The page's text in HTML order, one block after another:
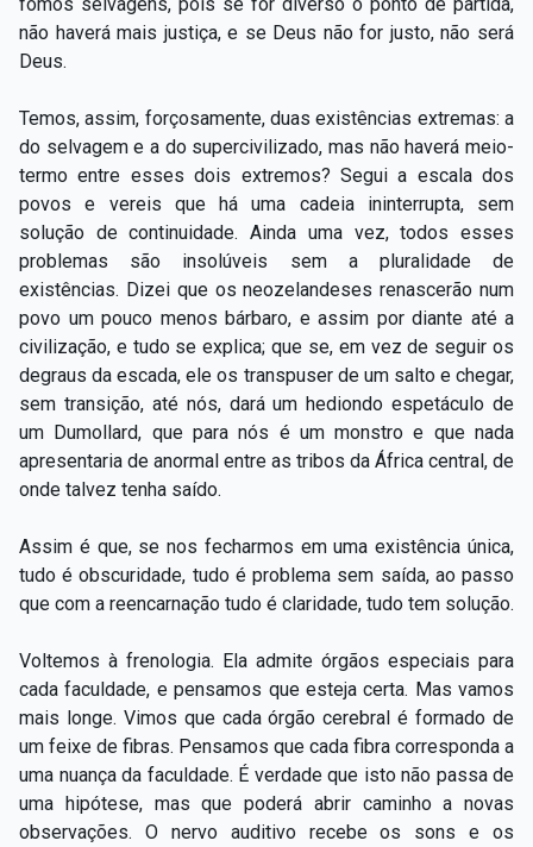
não haverá mais justiça, e se Deus não for justo, não será
Deus.
Temos, assim, forçosamente, duas existências extremas: a
do selvagem e a do supercivilizado, mas não haverá meio-
termo entre esses dois extremos? Segui a escala dos
povos e vereis que há uma cadeia ininterrupta, sem
solução de continuidade. Ainda uma vez, todos esses
problemas são insolúveis sem a pluralidade de
existências. Dizei que os neozelandeses renascerão num
povo um pouco menos bárbaro, e assim por diante até a
civilização, e tudo se explica; que se, em vez de seguir os
degraus da escada, ele os transpuser de um salto e chegar,
sem transição, até nós, dará um hediondo espetáculo de
um Dumollard, que para nós é um monstro e que nada
apresentaria de anormal entre as tribos da África central, de
onde talvez tenha saído.
Assim é que, se nos fecharmos em uma existência única,
tudo é obscuridade, tudo é problema sem saída, ao passo
que com a reencarnação tudo é claridade, tudo tem solução.
Voltemos à frenologia. Ela admite órgãos especiais para
cada faculdade, e pensamos que esteja certa. Mas vamos
mais longe. Vimos que cada órgão cerebral é formado de
um feixe de fibras. Pensamos que cada fibra corresponda a
uma nuança da faculdade. É verdade que isto não passa de
uma hipótese, mas que poderá abrir caminho a novas
observações. O nervo auditivo recebe os sons e os